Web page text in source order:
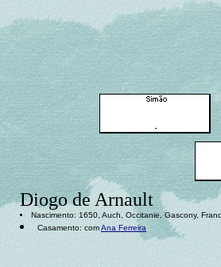
Diogo de Arnault
Nascimento: 1650, Auch, Occitanie, Gascony,
Casamento: comAna Ferreira